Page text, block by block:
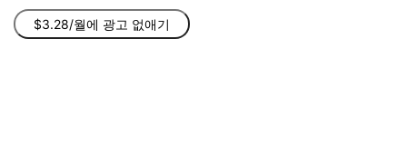
$3.28/월에 광고 없애기